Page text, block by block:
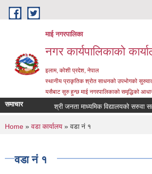
Skip to main content
माई नगरपालिका
नगर कार्यपालिकाको
इलाम, कोशी प्रदेश, नेपाल
स्थानीय प्राकृतिक श्रोत साधनको उपभोगको
यसैबाट सुरु हुन्छ माई नगरपालिकाको समृद्धिको
समाचार श्री जनता माध्यमिक विद्यालयको सरुवा
You are here
Home » वडा कार्यालय » वडा नं १
वडा नं १